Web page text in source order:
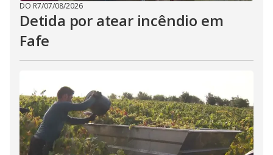
DO R7/07/08/2026
Detida por atear incêndio em
Fafe